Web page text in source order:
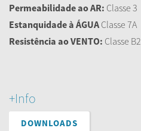
Permeabilidade ao AR: Classe 3
Estanquidade à ÁGUA Classe 7A
Resistência ao VENTO: Classe B2
+Info
DOWNLOADS